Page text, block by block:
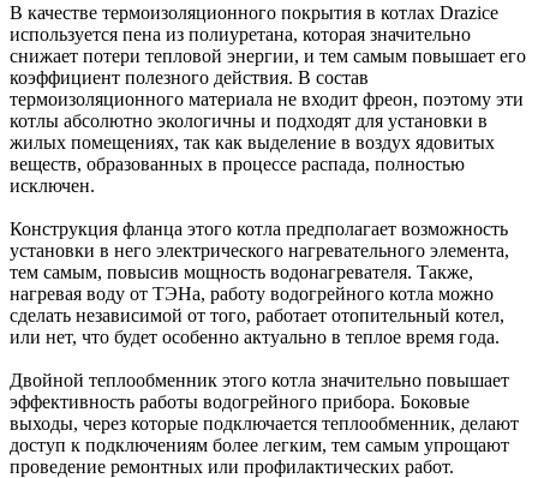
В качестве термоизоляционного покрытия в котлах Drazice
используется пена из полиуретана, которая значительно
снижает потери тепловой энергии, и тем самым повышает его
коэффициент полезного действия. В состав
термоизоляционного материала не входит фреон, поэтому эти
котлы абсолютно экологичны и подходят для установки в
жилых помещениях, так как выделение в воздух ядовитых
веществ, образованных в процессе распада, полностью
исключен.
Конструкция фланца этого котла предполагает возможность
установки в него электрического нагревательного элемента,
тем самым, повысив мощность водонагревателя. Также,
нагревая воду от ТЭНа, работу водогрейного котла можно
сделать независимой от того, работает отопительный котел,
или нет, что будет особенно актуально в теплое время года.
Двойной теплообменник этого котла значительно повышает
эффективность работы водогрейного прибора. Боковые
выходы, через которые подключается теплообменник, делают
доступ к подключениям более легким, тем самым упрощают
проведение ремонтных или профилактических работ.